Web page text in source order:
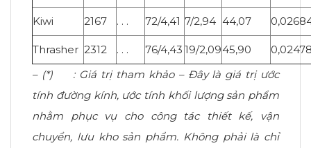
Kiwi 2167 . . . 72/4,41 7/2,94 44,07
Thrasher 2312 . . . 76/4,43 19/2,0945,90
– (*) : Giá trị tham khảo – Đây là giá trị ước
tính đường kính, ước tính khối lượng sản phẩm
nhằm phục vụ cho công tác thiết kế, vận
chuyển, lưu kho sản phẩm. Không phải là chỉ